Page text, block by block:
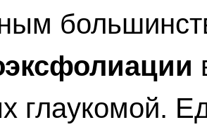
глаукомой.